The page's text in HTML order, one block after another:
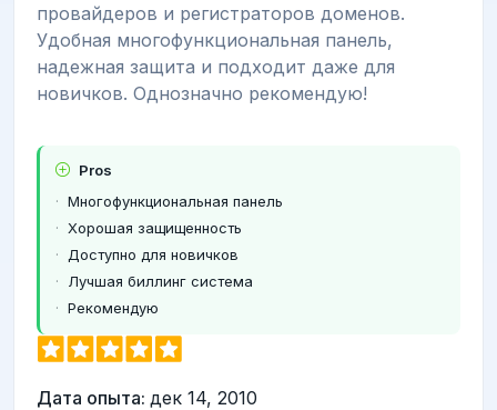
провайдеров и регистраторов доменов.
Удобная многофункциональная панель,
надежная защита и подходит даже для
новичков. Однозначно рекомендую!
Pros
Многофункциональная панель
Хорошая защищенность
Доступно для новичков
Лучшая биллинг система
Рекомендую
Дата опыта: дек 14, 2010